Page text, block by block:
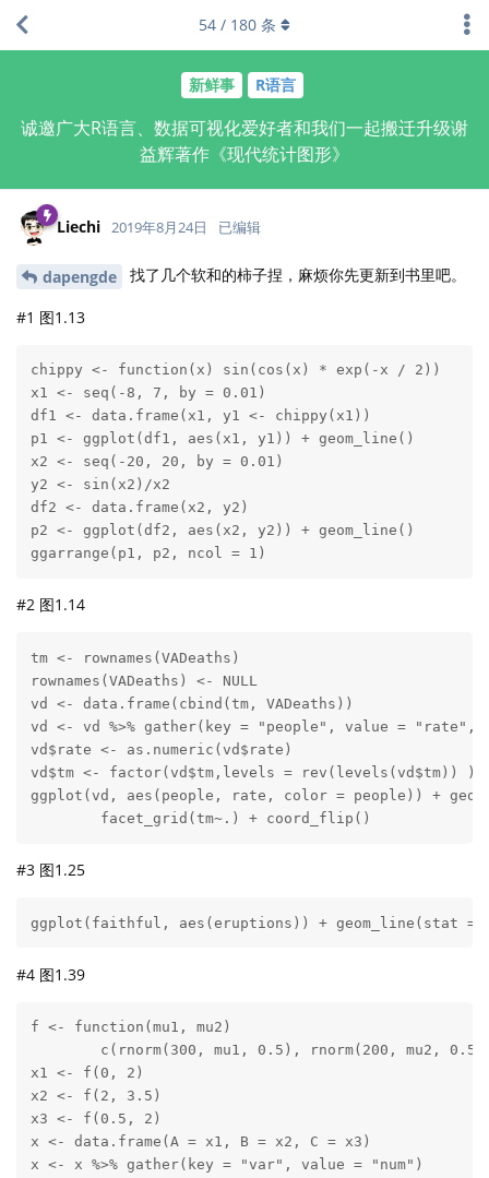
新鲜事 R语言
诚邀广大R语言、数据可视化爱好者和我们一起搬迁升级谢
益辉著作《现代统计图形》
54 / 180 条
Liechi 2019年8月24日 已编辑
dapengde 找了几个软和的柿子捏，麻烦你先更新到书里吧。
#1 图1.13
chippy <- function(x) sin(cos(x) * exp(-x / 2))
x1 <- seq(-8, 7, by = 0.01)
df1 <- data.frame(x1, y1 <- chippy(x1))
p1 <- ggplot(df1, aes(x1, y1)) + geom_line()
x2 <- seq(-20, 20, by = 0.01)
y2 <- sin(x2)/x2
df2 <- data.frame(x2, y2)
p2 <- ggplot(df2, aes(x2, y2)) + geom_line()
ggarrange(p1, p2, ncol = 1)
#2 图1.14
tm <- rownames(VADeaths)
rownames(VADeaths) <- NULL
vd <- data.frame(cbind(tm, VADeaths))
vd <- vd %>% gather(key = "people", value = "rate",
vd$rate <- as.numeric(vd$rate)
vd$tm <- factor(vd$tm,levels = rev(levels(vd$tm)) )
ggplot(vd, aes(people, rate, color = people)) +
        facet_grid(tm~.) + coord_flip()
#3 图1.25
ggplot(faithful, aes(eruptions)) + geom_line(stat =
#4 图1.39
f <- function(mu1, mu2)
c(rnorm(300, mu1, 0.5), rnorm(200, mu2,
x1 <- f(0, 2)
x2 <- f(2, 3.5)
x3 <- f(0.5, 2)
x <- data.frame(A = x1, B = x2, C = x3)
x <- x %>% gather(key = "var", value = "num")